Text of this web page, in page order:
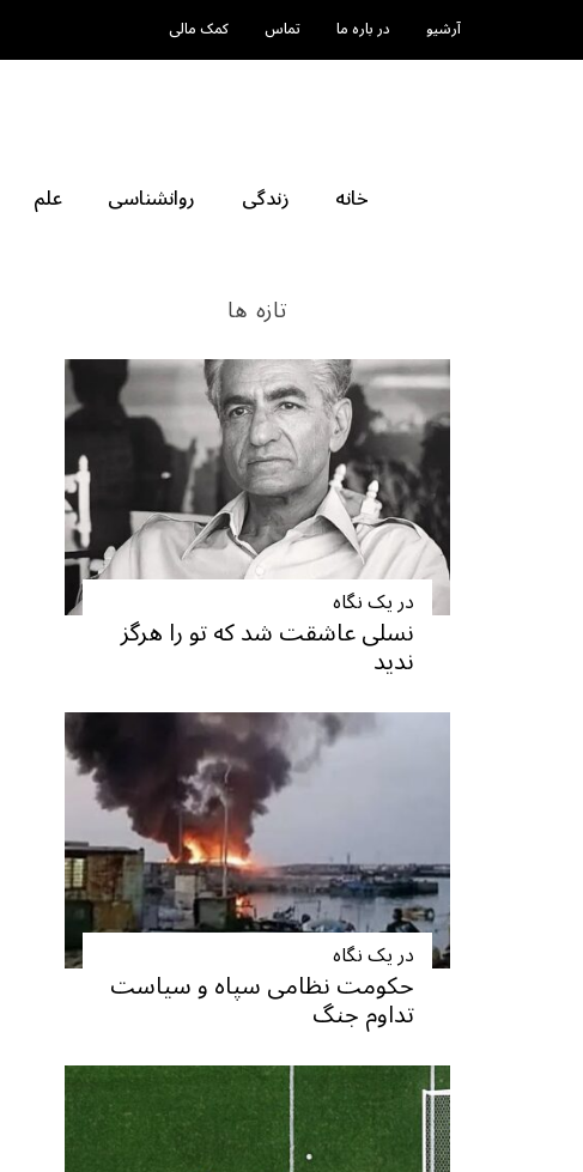
آرشیو در باره ما تماس کمک مالی
خانه زندگی روانشناسی علم
تازه ها
در یک نگاه
نسلی عاشقت شد که تو را هرگز
ندید
در یک نگاه
حکومت نظامی سپاه و سیاست
تداوم جنگ